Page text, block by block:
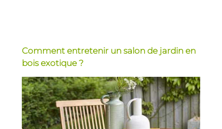
Comment entretenir un salon de jardin en
bois exotique ?